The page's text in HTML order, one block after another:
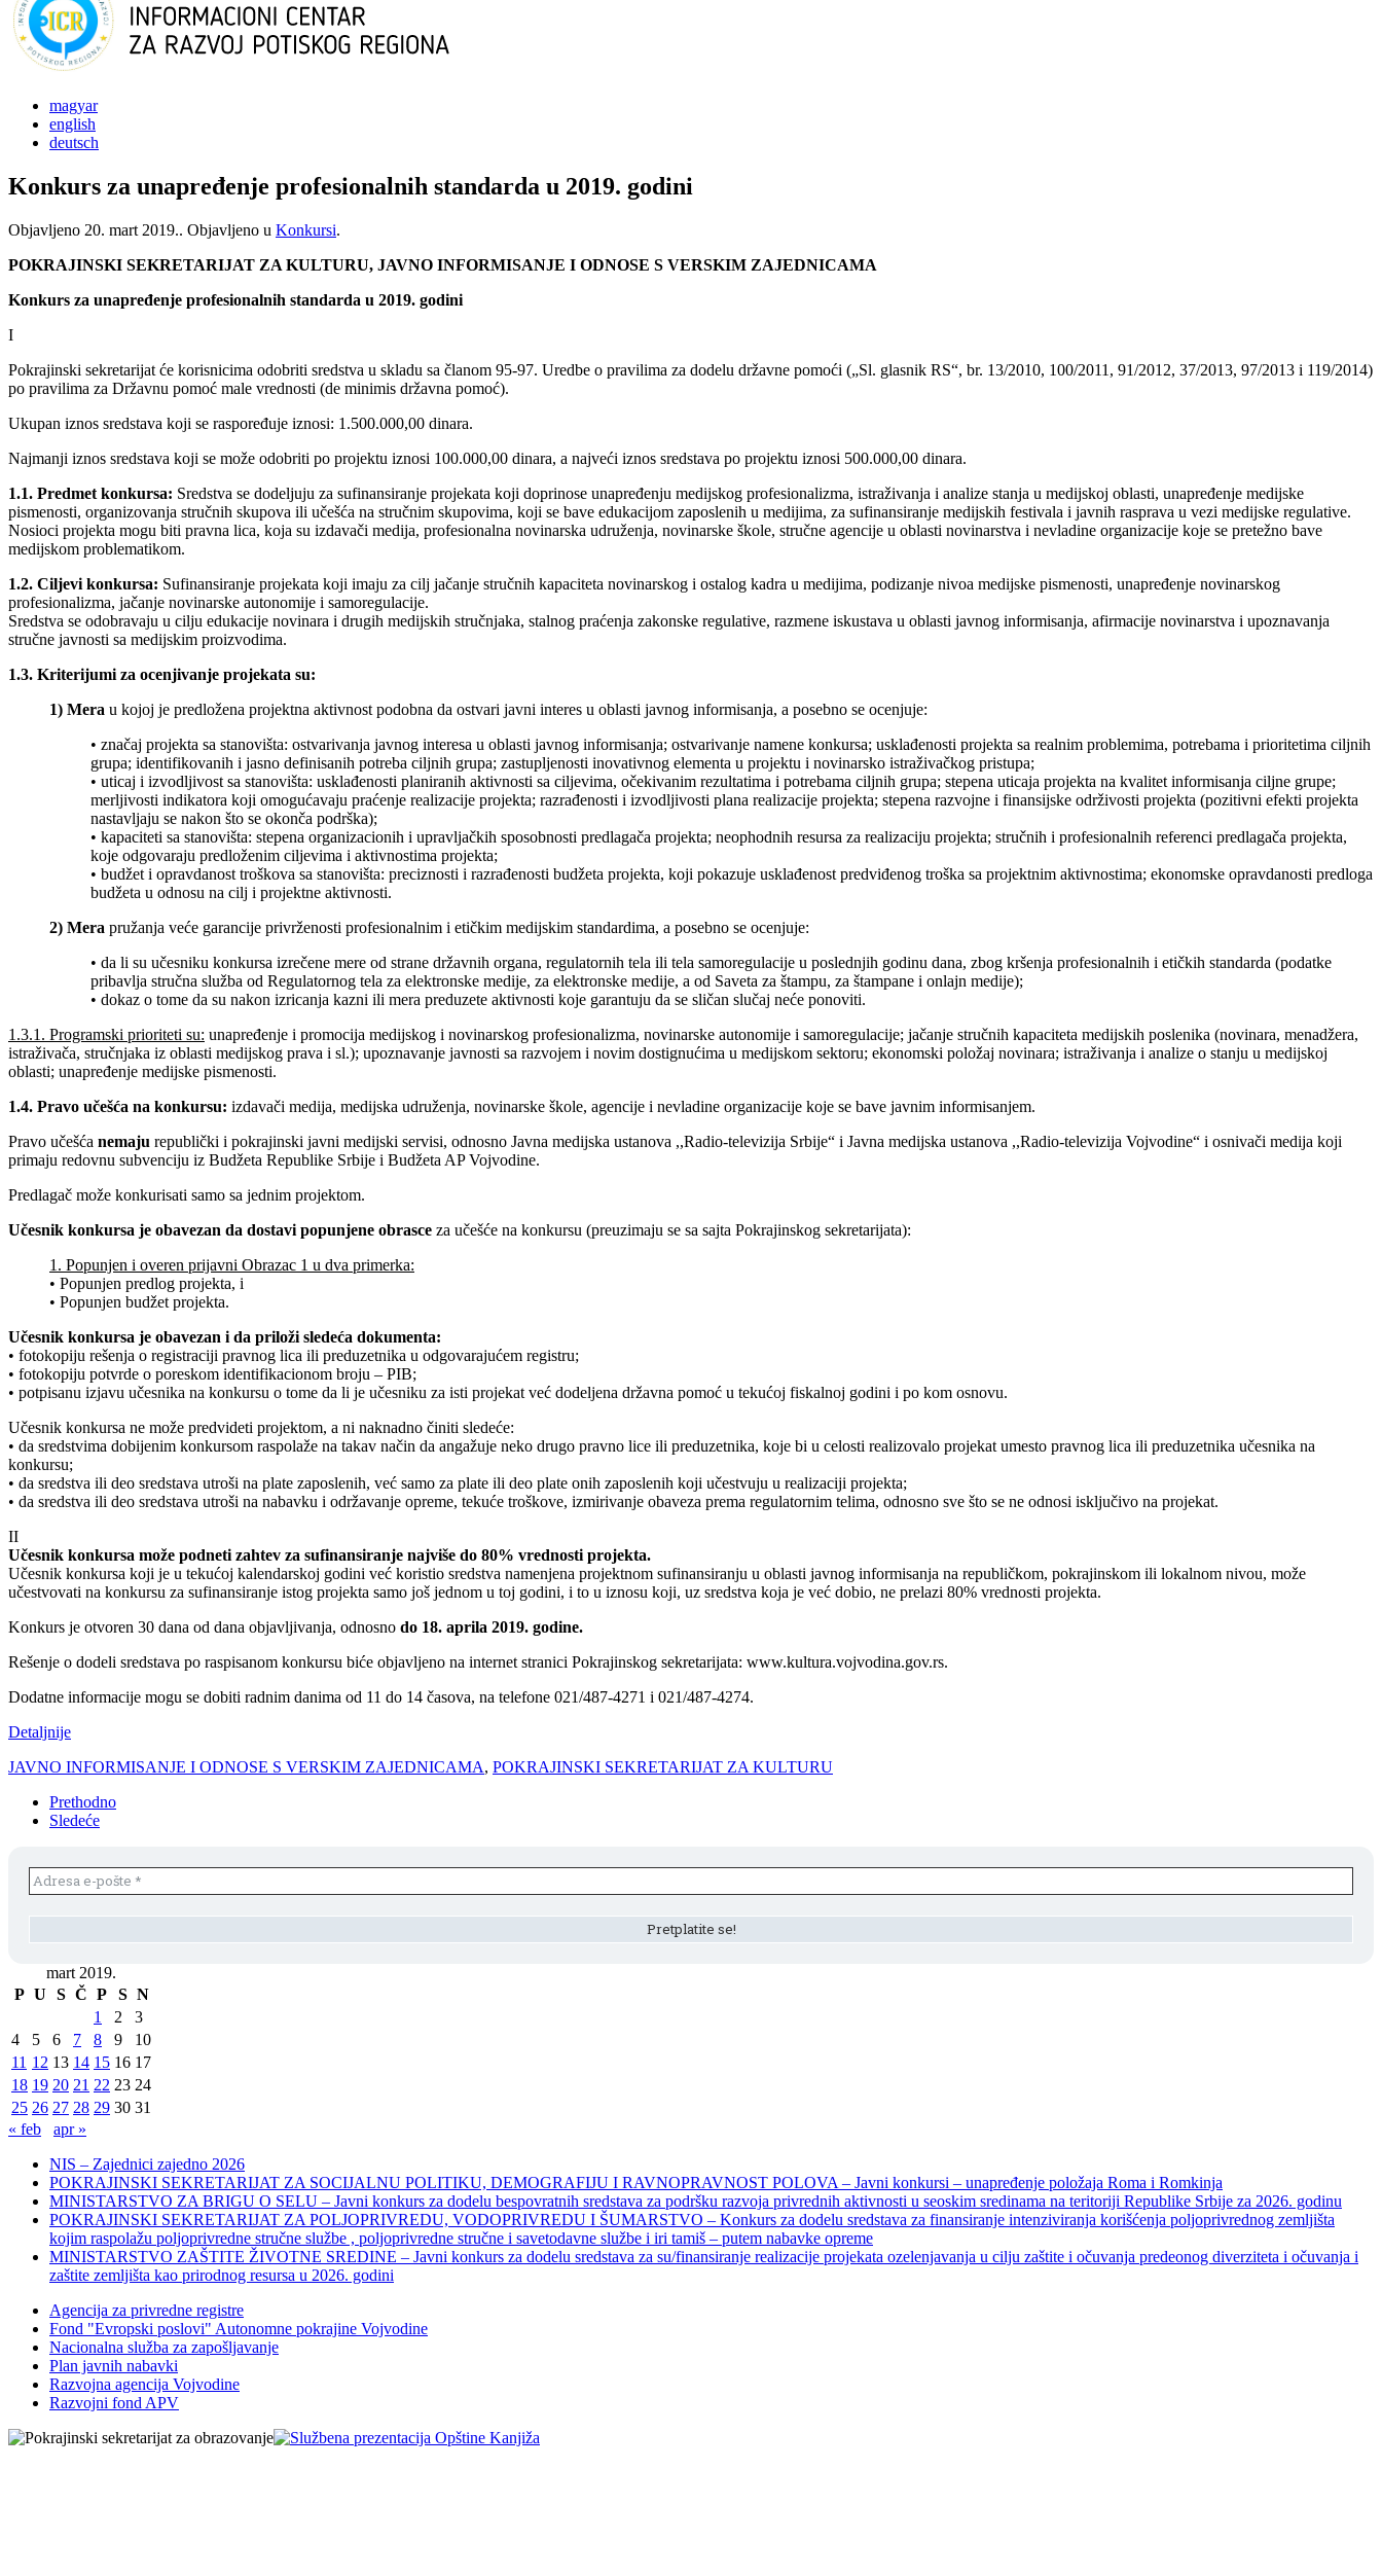
magyar
english
deutsch
Konkurs za unapređenje profesionalnih standarda u 2019. godini
Objavljeno 20. mart 2019.. Objavljeno u Konkursi.
POKRAJINSKI SEKRETARIJAT ZA KULTURU, JAVNO INFORMISANJE I ODNOSE S VERSKIM ZAJEDNICAMA
Konkurs za unapređenje profesionalnih standarda u 2019. godini
I
Pokrajinski sekretarijat će korisnicima odobriti sredstva u skladu sa članom 95-97. Uredbe o pravilima za dodelu državne pomoći („Sl. glasnik RS“, br. 13/2010, 100/2011, 91/2012, 37/2013, 97/2013 i 119/2014)
po pravilima za Državnu pomoć male vrednosti (de minimis državna pomoć).
Ukupan iznos sredstava koji se raspoređuje iznosi: 1.500.000,00 dinara.
Najmanji iznos sredstava koji se može odobriti po projektu iznosi 100.000,00 dinara, a najveći iznos sredstava po projektu iznosi 500.000,00 dinara.
1.1. Predmet konkursa: Sredstva se dodeljuju za sufinansiranje projekata koji doprinose unapređenju medijskog profesionalizma, istraživanja i analize stanja u medijskoj oblasti, unapređenje medijske
pismenosti, organizovanja stručnih skupova ili učešća na stručnim skupovima, koji se bave edukacijom zaposlenih u medijima, za sufinansiranje medijskih festivala i javnih rasprava u vezi medijske regulative.
Nosioci projekta mogu biti pravna lica, koja su izdavači medija, profesionalna novinarska udruženja, novinarske škole, stručne agencije u oblasti novinarstva i nevladine organizacije koje se pretežno bave
medijskom problematikom.
1.2. Ciljevi konkursa: Sufinansiranje projekata koji imaju za cilj jačanje stručnih kapaciteta novinarskog i ostalog kadra u medijima, podizanje nivoa medijske pismenosti, unapređenje novinarskog
profesionalizma, jačanje novinarske autonomije i samoregulacije.
Sredstva se odobravaju u cilju edukacije novinara i drugih medijskih stručnjaka, stalnog praćenja zakonske regulative, razmene iskustava u oblasti javnog informisanja, afirmacije novinarstva i upoznavanja
stručne javnosti sa medijskim proizvodima.
1.3. Kriterijumi za ocenjivanje projekata su:
1) Mera u kojoj je predložena projektna aktivnost podobna da ostvari javni interes u oblasti javnog informisanja, a posebno se ocenjuje:
• značaj projekta sa stanovišta: ostvarivanja javnog interesa u oblasti javnog informisanja; ostvarivanje namene konkursa; usklađenosti projekta sa realnim problemima, potrebama i prioritetima ciljnih
grupa; identifikovanih i jasno definisanih potreba ciljnih grupa; zastupljenosti inovativnog elementa u projektu i novinarsko istraživačkog pristupa;
• uticaj i izvodljivost sa stanovišta: usklađenosti planiranih aktivnosti sa ciljevima, očekivanim rezultatima i potrebama ciljnih grupa; stepena uticaja projekta na kvalitet informisanja ciljne grupe;
merljivosti indikatora koji omogućavaju praćenje realizacije projekta; razrađenosti i izvodljivosti plana realizacije projekta; stepena razvojne i finansijske održivosti projekta (pozitivni efekti projekta
nastavljaju se nakon što se okonča podrška);
• kapaciteti sa stanovišta: stepena organizacionih i upravljačkih sposobnosti predlagača projekta; neophodnih resursa za realizaciju projekta; stručnih i profesionalnih referenci predlagača projekta,
koje odgovaraju predloženim ciljevima i aktivnostima projekta;
• budžet i opravdanost troškova sa stanovišta: preciznosti i razrađenosti budžeta projekta, koji pokazuje usklađenost predviđenog troška sa projektnim aktivnostima; ekonomske opravdanosti predloga
budžeta u odnosu na cilj i projektne aktivnosti.
2) Mera pružanja veće garancije privrženosti profesionalnim i etičkim medijskim standardima, a posebno se ocenjuje:
• da li su učesniku konkursa izrečene mere od strane državnih organa, regulatornih tela ili tela samoregulacije u poslednjih godinu dana, zbog kršenja profesionalnih i etičkih standarda (podatke
pribavlja stručna služba od Regulatornog tela za elektronske medije, za elektronske medije, a od Saveta za štampu, za štampane i onlajn medije);
• dokaz o tome da su nakon izricanja kazni ili mera preduzete aktivnosti koje garantuju da se sličan slučaj neće ponoviti.
1.3.1. Programski prioriteti su: unapređenje i promocija medijskog i novinarskog profesionalizma, novinarske autonomije i samoregulacije; jačanje stručnih kapaciteta medijskih poslenika (novinara, menadžera,
istraživača, stručnjaka iz oblasti medijskog prava i sl.); upoznavanje javnosti sa razvojem i novim dostignućima u medijskom sektoru; ekonomski položaj novinara; istraživanja i analize o stanju u medijskoj
oblasti; unapređenje medijske pismenosti.
1.4. Pravo učešća na konkursu: izdavači medija, medijska udruženja, novinarske škole, agencije i nevladine organizacije koje se bave javnim informisanjem.
Pravo učešća nemaju republički i pokrajinski javni medijski servisi, odnosno Javna medijska ustanova ,,Radio-televizija Srbije“ i Javna medijska ustanova ,,Radio-televizija Vojvodine“ i osnivači medija koji
primaju redovnu subvenciju iz Budžeta Republike Srbije i Budžeta AP Vojvodine.
Predlagač može konkurisati samo sa jednim projektom.
Učesnik konkursa je obavezan da dostavi popunjene obrasce za učešće na konkursu (preuzimaju se sa sajta Pokrajinskog sekretarijata):
1. Popunjen i overen prijavni Obrazac 1 u dva primerka:
• Popunjen predlog projekta, i
• Popunjen budžet projekta.
Učesnik konkursa je obavezan i da priloži sledeća dokumenta:
• fotokopiju rešenja o registraciji pravnog lica ili preduzetnika u odgovarajućem registru;
• fotokopiju potvrde o poreskom identifikacionom broju – PIB;
• potpisanu izjavu učesnika na konkursu o tome da li je učesniku za isti projekat već dodeljena državna pomoć u tekućoj fiskalnoj godini i po kom osnovu.
Učesnik konkursa ne može predvideti projektom, a ni naknadno činiti sledeće:
• da sredstvima dobijenim konkursom raspolaže na takav način da angažuje neko drugo pravno lice ili preduzetnika, koje bi u celosti realizovalo projekat umesto pravnog lica ili preduzetnika učesnika na
konkursu;
• da sredstva ili deo sredstava utroši na plate zaposlenih, već samo za plate ili deo plate onih zaposlenih koji učestvuju u realizaciji projekta;
• da sredstva ili deo sredstava utroši na nabavku i održavanje opreme, tekuće troškove, izmirivanje obaveza prema regulatornim telima, odnosno sve što se ne odnosi isključivo na projekat.
II
Učesnik konkursa može podneti zahtev za sufinansiranje najviše do 80% vrednosti projekta.
Učesnik konkursa koji je u tekućoj kalendarskoj godini već koristio sredstva namenjena projektnom sufinansiranju u oblasti javnog informisanja na republičkom, pokrajinskom ili lokalnom nivou, može
učestvovati na konkursu za sufinansiranje istog projekta samo još jednom u toj godini, i to u iznosu koji, uz sredstva koja je već dobio, ne prelazi 80% vrednosti projekta.
Konkurs je otvoren 30 dana od dana objavljivanja, odnosno do 18. aprila 2019. godine.
Rešenje o dodeli sredstava po raspisanom konkursu biće objavljeno na internet stranici Pokrajinskog sekretarijata: www.kultura.vojvodina.gov.rs.
Dodatne informacije mogu se dobiti radnim danima od 11 do 14 časova, na telefone 021/487-4271 i 021/487-4274.
Detaljnije
JAVNO INFORMISANJE I ODNOSE S VERSKIM ZAJEDNICAMA, POKRAJINSKI SEKRETARIJAT ZA KULTURU
Prethodno
Sledeće
mart 2019.
P U S Č P S N
1
2
3
4
5 6 7 8 9
10
11 12 13 14 15 16 17
18 19 20 21 22 23 24
25 26 27 28 29 30 31
« feb
apr »
NIS – Zajednici zajedno 2026
POKRAJINSKI SEKRETARIJAT ZA SOCIJALNU POLITIKU, DEMOGRAFIJU I RAVNOPRAVNOST POLOVA – Javni konkursi – unapređenje položaja Roma i Romkinja
MINISTARSTVO ZA BRIGU O SELU – Javni konkurs za dodelu bespovratnih sredstava za podršku razvoja privrednih aktivnosti u seoskim sredinama na teritoriji Republike Srbije za 2026. godinu
POKRAJINSKI SEKRETARIJAT ZA POLJOPRIVREDU, VODOPRIVREDU I ŠUMARSTVO – Konkurs za dodelu sredstava za finansiranje intenziviranja korišćenja poljoprivrednog zemljišta
kojim raspolažu poljoprivredne stručne službe , poljoprivredne stručne i savetodavne službe i iri tamiš ‒ putem nabavke opreme
MINISTARSTVO ZAŠTITE ŽIVOTNE SREDINE – Javni konkurs za dodelu sredstava za su/finansiranje realizacije projekata ozelenjavanja u cilju zaštite i očuvanja predeonog diverziteta i očuvanja i
zaštite zemljišta kao prirodnog resursa u 2026. godini
Agencija za privredne registre
Fond "Evropski poslovi" Autonomne pokrajine Vojvodine
Nacionalna služba za zapošljavanje
Plan javnih nabavki
Razvojna agencija Vojvodine
Razvojni fond APV